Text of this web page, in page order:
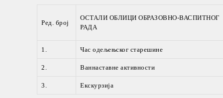
Ред. број
ОСТАЛИ ОБЛИЦИ ОБРАЗОВНО-ВАСПИТНОГ
РАДА
1. Час одељењског старешине
2. Ваннаставне активности
3. Екскурзија